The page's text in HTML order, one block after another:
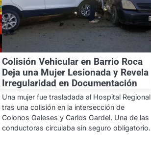
Colisión Vehicular en Barrio Roca
Deja una Mujer Lesionada y Revela
Irregularidad en Documentación
Una mujer fue trasladada al Hospital Regional
tras una colisión en la intersección de
Colonos Galeses y Carlos Gardel. Una de las
conductoras circulaba sin seguro obligatorio.